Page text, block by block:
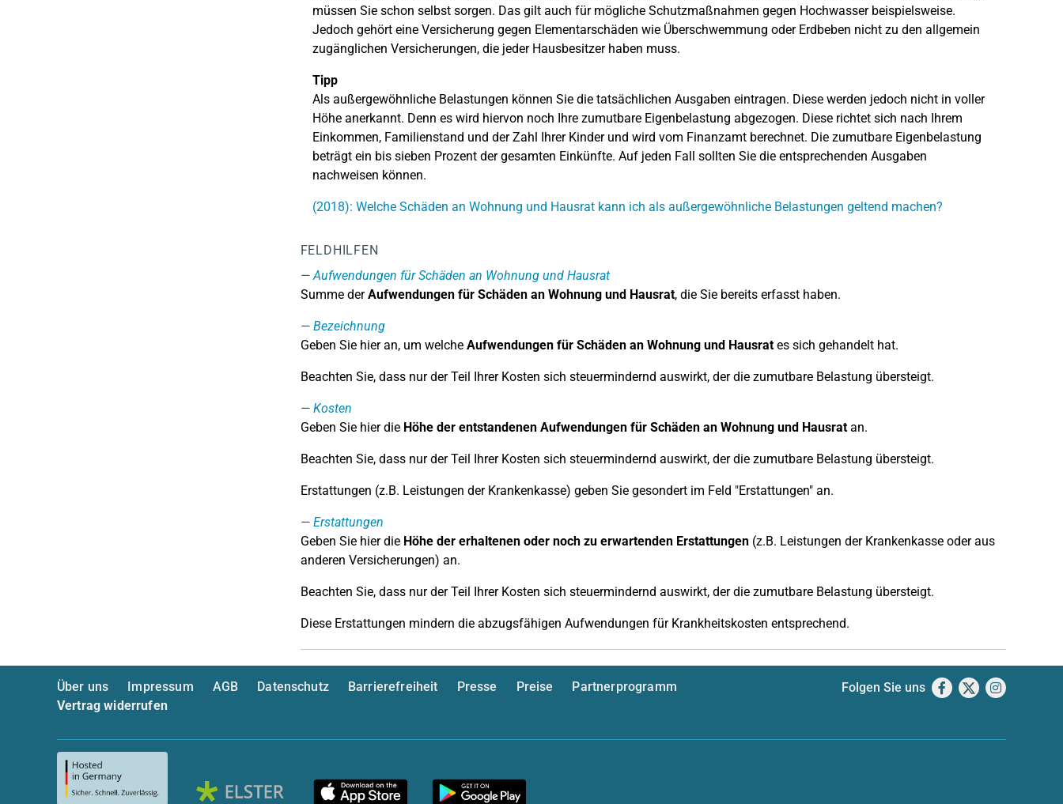
müssen Sie schon selbst sorgen. Das gilt auch für mögliche Schutzmaßnahmen gegen Hochwasser beispielsweise.
Jedoch gehört eine Versicherung gegen Elementarschäden wie Überschwemmung oder Erdbeben nicht zu den allgemein
zugänglichen Versicherungen, die jeder Hausbesitzer haben muss.
Tipp
Als außergewöhnliche Belastungen können Sie die tatsächlichen Ausgaben eintragen. Diese werden jedoch nicht in voller
Höhe anerkannt. Denn es wird hiervon noch Ihre zumutbare Eigenbelastung abgezogen. Diese richtet sich nach Ihrem
Einkommen, Familienstand und der Zahl Ihrer Kinder und wird vom Finanzamt berechnet. Die zumutbare Eigenbelastung
beträgt ein bis sieben Prozent der gesamten Einkünfte. Auf jeden Fall sollten Sie die entsprechenden Ausgaben
nachweisen können.
(2018): Welche Schäden an Wohnung und Hausrat kann ich als außergewöhnliche Belastungen geltend machen?
FELDHILFEN
Aufwendungen für Schäden an Wohnung und Hausrat
Summe derAufwendungen für Schäden an Wohnung und Hausrat, die Sie bereits erfasst haben.
Bezeichnung
Geben Sie hier an, um welche Aufwendungen für Schäden an Wohnung und Hausrates sich gehandelt hat.
Beachten Sie, dass nur der Teil Ihrer Kosten sich steuermindernd auswirkt, der die zumutbare Belastung übersteigt.
Kosten
Geben Sie hier die Höhe der entstandenen Aufwendungen für Schäden an Wohnung und Hausratan.
Beachten Sie, dass nur der Teil Ihrer Kosten sich steuermindernd auswirkt, der die zumutbare Belastung übersteigt.
Erstattungen (z.B. Leistungen der Krankenkasse) geben Sie gesondert im Feld "Erstattungen" an.
Erstattungen
Geben Sie hier die Höhe der erhaltenen oder noch zu erwartenden Erstattungen(z.B. Leistungen der Krankenkasse oder aus
anderen Versicherungen) an.
Beachten Sie, dass nur der Teil Ihrer Kosten sich steuermindernd auswirkt, der die zumutbare Belastung übersteigt.
Diese Erstattungen mindern die abzugsfähigen Aufwendungen für Krankheitskosten entsprechend.
Über uns Impressum AGB Datenschutz Barrierefreiheit Presse Preise
Partnerprogramm
Vertrag widerrufen
Folgen Sie uns Facebook
X Instagram